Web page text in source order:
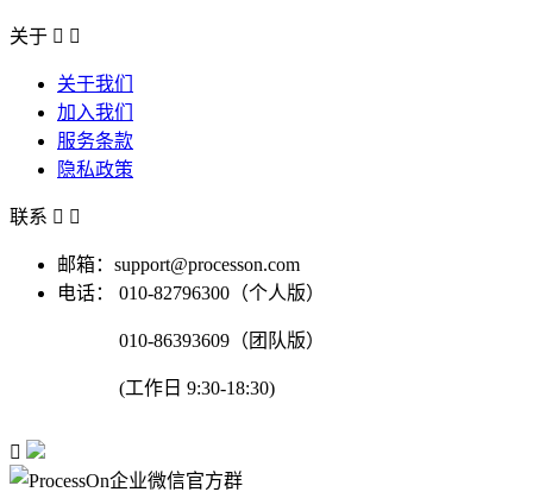
关于  
关于我们
加入我们
服务条款
隐私政策
联系  
邮箱：support@processon.com
电话：
010-82796300（个人版）
010-86393609（团队版）
(工作日 9:30-18:30)
